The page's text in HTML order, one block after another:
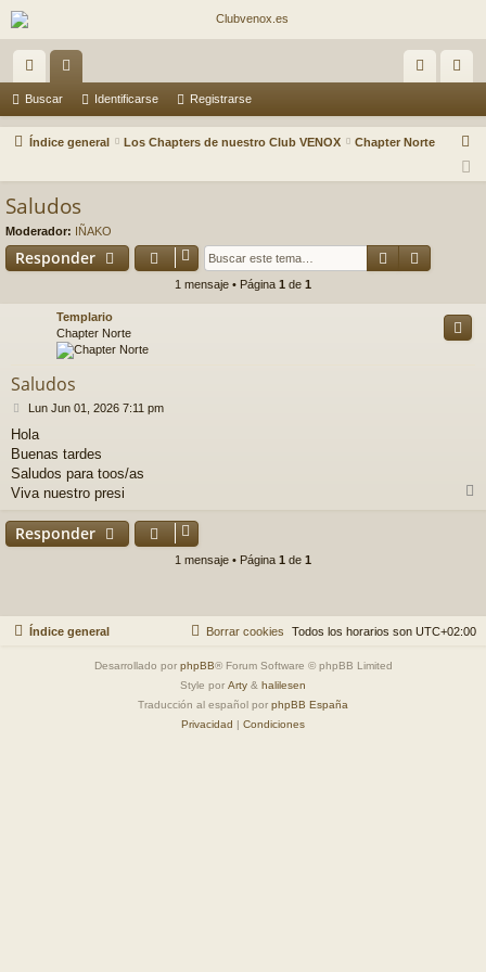
nl
ac
rá
pi
do
or
os nti ist
ra
Buscar Identificarse Registrarse
Índice general Los Chapters de nuestro Club VENOX Chapter Norte
Saludos
Moderador: IÑAKO
Responder Buscar
1 mensaje • Página 1 de 1
Templario
Chapter Norte
Saludos
M
n
s
a
j
Lun Jun 01, 2026 7:11 pm
Hola
Buenas tardes
Saludos para toos/as
Viva nuestro presi
Responder
1 mensaje • Página 1 de 1
Índice general Todos los horarios son UTC+02:00
Borrar cookies
Desarrollado por phpBB® Forum Software © phpBB Limited
Style por Arty & halilesen
Traducción al español por phpBB España
Privacidad | Condiciones